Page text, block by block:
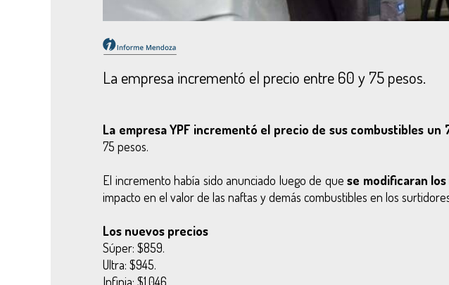
La empresa incrementó el precio entre 60 y 75 pesos.
La empresa YPF incrementó el precio de sus combustibles un
75 pesos.
El incremento había sido anunciado luego de que se modificaran
impacto en el valor de las naftas y demás combustibles en los
Los nuevos precios
Súper: $859.
Ultra: $945.
Infinia: $1.046.